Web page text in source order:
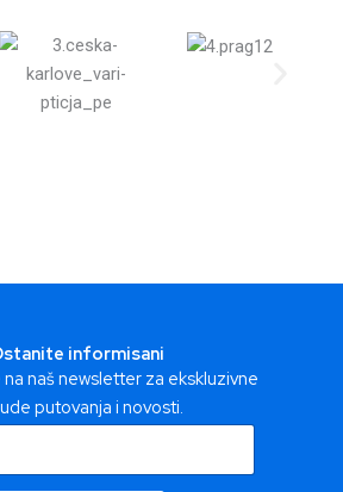
informisani
naš newsletter za ekskluzivne
putovanja i novosti.